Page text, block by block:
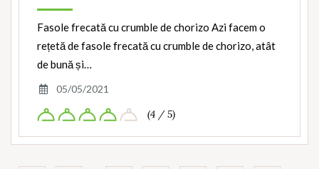
Fasole frecată cu crumble de chorizo Azi facem o
rețetă de fasole frecată cu crumble de chorizo, atât
de bună și…
05/05/2021
(4 / 5)